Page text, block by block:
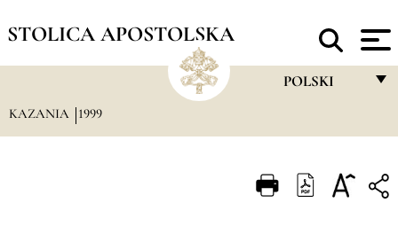
STOLICA APOSTOLSKA
POLSKI
ITALIANO
KAZANIA 1999